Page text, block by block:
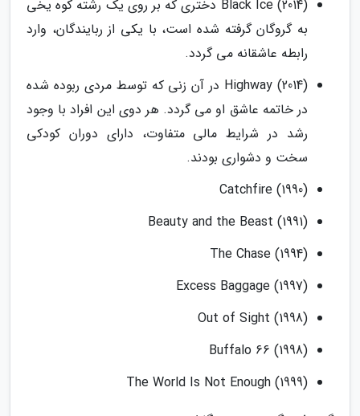
(Black Ice (2014 دختری که بر روی یک رشته کوه یخی
به گروگان گرفته شده است، با یکی از ربایندگان، وارد
رابطه عاشقانه می گردد.
(Highway (2014 در آن زنی که توسط مردی ربوده شده
در خاتمه عاشق او می گردد. هر دوی این افراد با وجود
رشد در شرایط مالی متفاوت، دارای دوران کودکی
سخت و دشواری بودند.
(Catchfire (1990
(Beauty and the Beast (1991
(The Chase (1994
(Excess Baggage (1997
(Out of Sight (1998
(Buffalo 66 (1998
(The World Is Not Enough (1999